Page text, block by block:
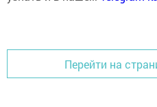
Перейти на